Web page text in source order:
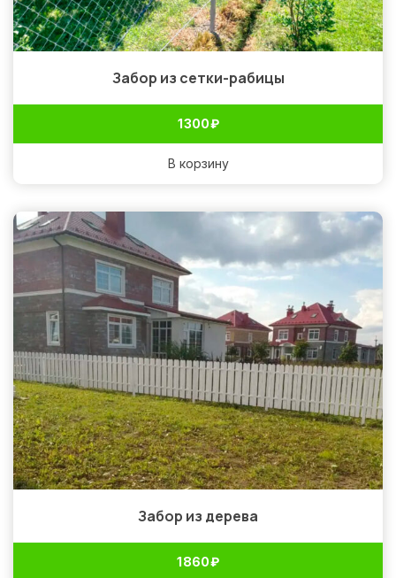
Забор из сетки-рабицы
1 300₽
В корзину
Забор из дерева
1 860₽